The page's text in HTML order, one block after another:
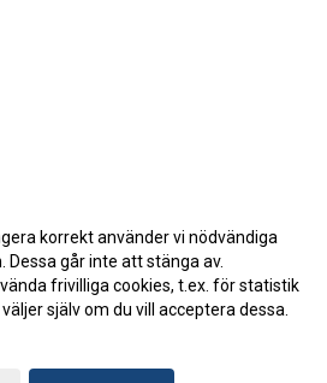
korrekt använder vi nödvändiga
går inte att stänga av.
frivilliga cookies, t.ex. för statistik
själv om du vill acceptera dessa.